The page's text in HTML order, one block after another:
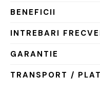
BENEFICII
INTREBARI
GARANTIE
TRANSPORT /